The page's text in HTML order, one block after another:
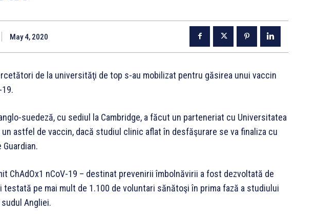
May 4, 2020
de la universităţi de top s-au mobilizat pentru găsirea unui vaccin
suedeză, cu sediul la Cambridge, a făcut un parteneriat cu Universitatea
astfel de vaccin, dacă studiul clinic aflat în desfăşurare se va finaliza cu
ChAdOx1 nCoV-19 – destinat prevenirii îmbolnăvirii a fost dezvoltată de
testată pe mai mult de 1.100 de voluntari sănătoşi în prima fază a studiului
Angliei.